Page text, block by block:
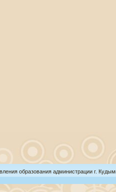
образования администрации г.